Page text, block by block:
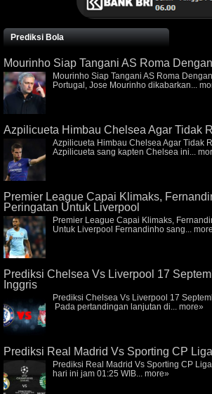
Prediksi Bola
Mourinho Siap Tangani AS Roma
Mourinho Siap Tangani AS Roma
Portugal, Jose Mourinho dikabarkan...
Azpilicueta Himbau Chelsea Agar Tidak
Azpilicueta Himbau Chelsea Agar Tidak
Azpilicueta sang kapten Chelsea ini...
Premier League Capai Klimaks,
Peringatan Untuk Liverpool
Premier League Capai Klimaks,
Untuk Liverpool Fernandinho sang...
Prediksi Chelsea Vs Liverpool 17
Inggris
Prediksi Chelsea Vs Liverpool 17
Pada pertandingan lanjutan di... more»
Prediksi Real Madrid Vs Sporting CP
Prediksi Real Madrid Vs Sporting CP
hari ini jam 01:25 WIB... more»